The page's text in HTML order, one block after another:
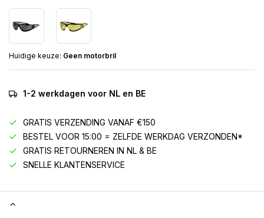
Huidige keuze: Geen motorbril
1-2 werkdagen voor NL en BE
GRATIS VERZENDING VANAF €150
BESTEL VOOR 15:00 = ZELFDE WERKDAG VERZONDEN*
GRATIS RETOURNEREN IN NL & BE
SNELLE KLANTENSERVICE